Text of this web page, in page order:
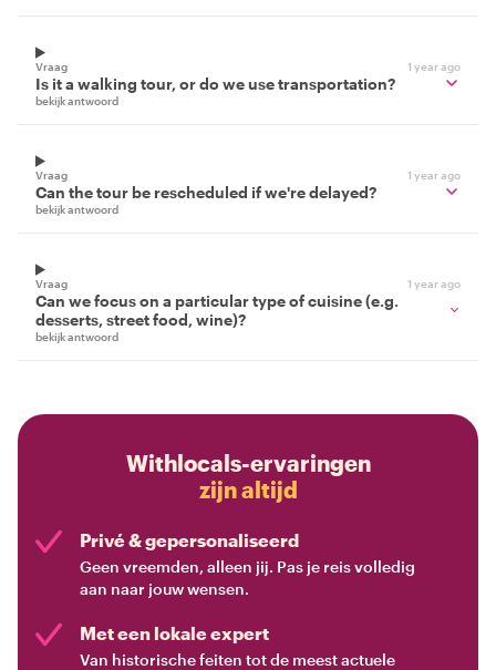
Vraag 1 year ago
Is it a walking tour, or do we use transportation?
bekijk antwoord
Vraag 1 year ago
Can the tour be rescheduled if we're delayed?
bekijk antwoord
Vraag 1 year ago
Can we focus on a particular type of cuisine (e.g.
desserts, street food, wine)?
bekijk antwoord
Withlocals-ervaringen
zijn altijd
Privé & gepersonaliseerd
Geen vreemden, alleen jij. Pas je reis volledig
aan naar jouw wensen.
Met een lokale expert
Van historische feiten tot de meest actuele